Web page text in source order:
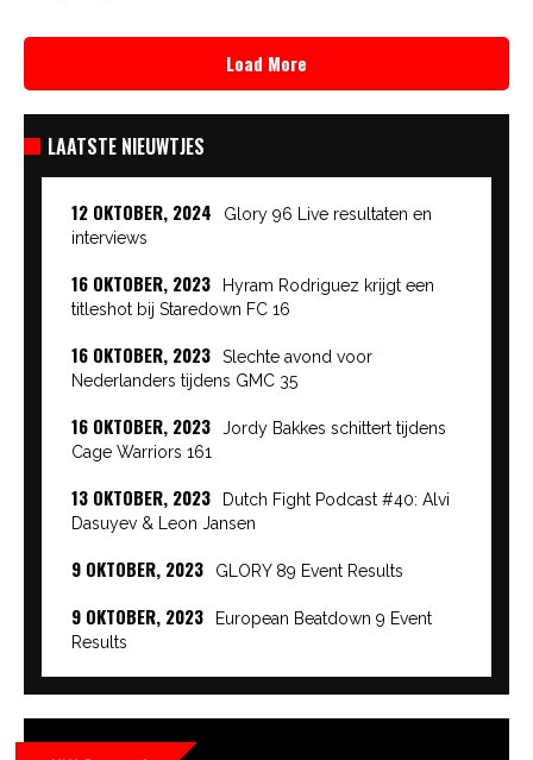
Load More
LAATSTE NIEUWTJES
12 OKTOBER, 2024
Glory 96 Live resultaten en
interviews
16 OKTOBER, 2023
Hyram Rodriguez krijgt een
titleshot bij Staredown FC 16
16 OKTOBER, 2023
Slechte avond voor
Nederlanders tijdens GMC 35
16 OKTOBER, 2023
Jordy Bakkes schittert tijdens
Cage Warriors 161
13 OKTOBER, 2023
Dutch Fight Podcast #40: Alvi
Dasuyev & Leon Jansen
9 OKTOBER, 2023 GLORY 89 Event Results
9 OKTOBER, 2023
European Beatdown 9 Event
Results